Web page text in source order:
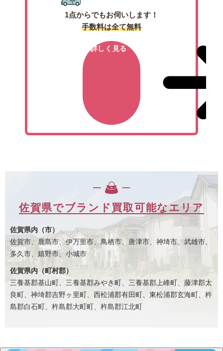
1点からでもお伺いします！
手数料は全て無料
詳しく見る
佐賀県でブランド買取可能なエリア
佐賀県内（市）
佐賀市、鹿島市、伊万里市、鳥栖市、唐津市、神埼市、武雄市、
多久市、嬉野市、小城市
佐賀県内（町村郡）
三養基郡基山町、三養基郡みやき町、三養基郡上峰町、藤津郡太
良町、神埼郡吉野ヶ里町、西松浦郡有田町、東松浦郡玄海町、杵
島郡白石町、杵島郡大町町、杵島郡江北町